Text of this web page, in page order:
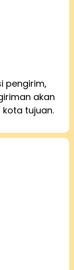
pengirim,
akan
tujuan.